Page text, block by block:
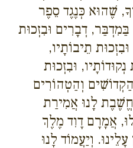
שֶׁהוּא כְּנֶגֶד סֵפֶר
דְבָרִים וּבִזְכוּת
תֵיבוֹתָיו,
וּבִזְכוּת
וְהַטְהוֹרִים
לָנוּ אֲמִירַת
אֲמָרָם דָוִד מֶלֶךְ
וְיַעֲמוֹד לָנוּ